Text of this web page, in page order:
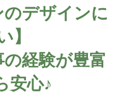
のデザインに
】
経験が豊富
安心♪